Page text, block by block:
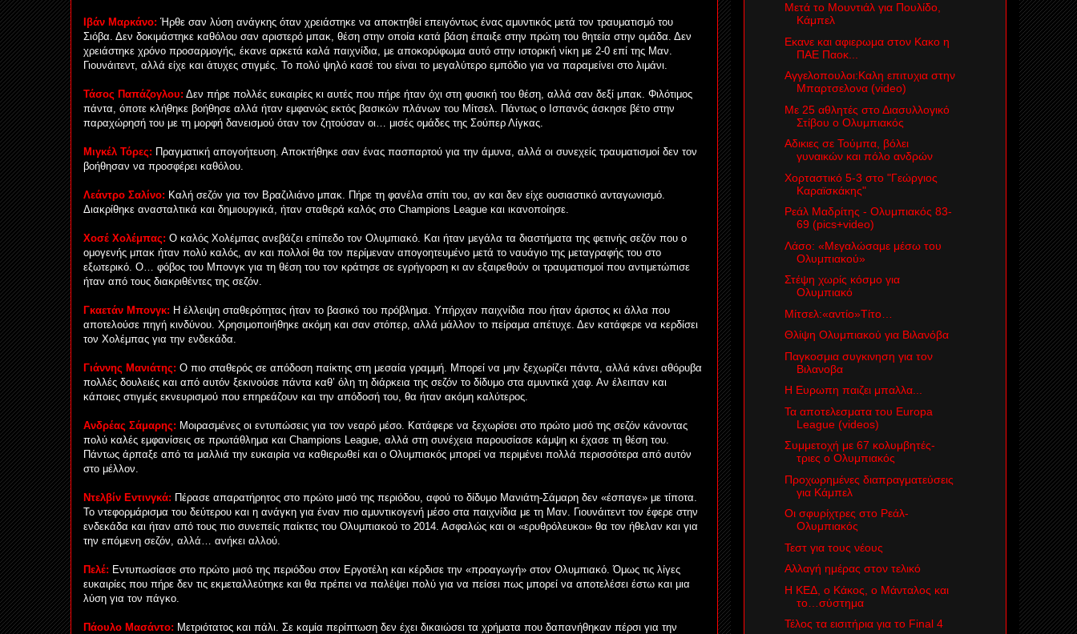
Ιβάν Μαρκάνο: Ήρθε σαν λύση ανάγκης όταν χρειάστηκε να αποκτηθεί επειγόντως ένας αμυντικός μετά τον τραυματισμό του
Σιόβα. Δεν δοκιμάστηκε καθόλου σαν αριστερό μπακ, θέση στην οποία κατά βάση έπαιξε στην πρώτη του θητεία στην ομάδα. Δεν
χρειάστηκε χρόνο προσαρμογής, έκανε αρκετά καλά παιχνίδια, με αποκορύφωμα αυτό στην ιστορική νίκη με 2-0 επί της Μαν.
Γιουνάιτεντ, αλλά είχε και άτυχες στιγμές. Το πολύ ψηλό κασέ του είναι το μεγαλύτερο εμπόδιο για να παραμείνει στο λιμάνι.
Τάσος Παπάζογλου: Δεν πήρε πολλές ευκαιρίες κι αυτές που πήρε ήταν όχι στη φυσική του θέση, αλλά σαν δεξί μπακ. Φιλότιμος
πάντα, όποτε κλήθηκε βοήθησε αλλά ήταν εμφανώς εκτός βασικών πλάνων του Μίτσελ. Πάντως ο Ισπανός άσκησε βέτο στην
παραχώρησή του με τη μορφή δανεισμού όταν τον ζητούσαν οι… μισές ομάδες της Σούπερ Λίγκας.
Μιγκέλ Τόρες: Πραγματική απογοήτευση. Αποκτήθηκε σαν ένας πασπαρτού για την άμυνα, αλλά οι συνεχείς τραυματισμοί δεν τον
βοήθησαν να προσφέρει καθόλου.
Λεάντρο Σαλίνο: Καλή σεζόν για τον Βραζιλιάνο μπακ. Πήρε τη φανέλα σπίτι του, αν και δεν είχε ουσιαστικό ανταγωνισμό.
Διακρίθηκε ανασταλτικά και δημιουργικά, ήταν σταθερά καλός στο Champions League και ικανοποίησε.
Χοσέ Χολέμπας: Ο καλός Χολέμπας ανεβάζει επίπεδο τον Ολυμπιακό. Και ήταν μεγάλα τα διαστήματα της φετινής σεζόν που ο
ομογενής μπακ ήταν πολύ καλός, αν και πολλοί θα τον περίμεναν απογοητευμένο μετά το ναυάγιο της μεταγραφής του στο
εξωτερικό. Ο… φόβος του Μπονγκ για τη θέση του τον κράτησε σε εγρήγορση κι αν εξαιρεθούν οι τραυματισμοί που αντιμετώπισε
ήταν από τους διακριθέντες της σεζόν.
Γκαετάν Μπονγκ: Η έλλειψη σταθερότητας ήταν το βασικό του πρόβλημα. Υπήρχαν παιχνίδια που ήταν άριστος κι άλλα που
αποτελούσε πηγή κινδύνου. Χρησιμοποιήθηκε ακόμη και σαν στόπερ, αλλά μάλλον το πείραμα απέτυχε. Δεν κατάφερε να κερδίσει
τον Χολέμπας για την ενδεκάδα.
Γιάννης Μανιάτης: Ο πιο σταθερός σε απόδοση παίκτης στη μεσαία γραμμή. Μπορεί να μην ξεχωρίζει πάντα, αλλά κάνει αθόρυβα
πολλές δουλειές και από αυτόν ξεκινούσε πάντα καθ’ όλη τη διάρκεια της σεζόν το δίδυμο στα αμυντικά χαφ. Αν έλειπαν και
κάποιες στιγμές εκνευρισμού που επηρεάζουν και την απόδοσή του, θα ήταν ακόμη καλύτερος.
Ανδρέας Σάμαρης: Μοιρασμένες οι εντυπώσεις για τον νεαρό μέσο. Κατάφερε να ξεχωρίσει στο πρώτο μισό της σεζόν κάνοντας
πολύ καλές εμφανίσεις σε πρωτάθλημα και Champions League, αλλά στη συνέχεια παρουσίασε κάμψη κι έχασε τη θέση του.
Πάντως άρπαξε από τα μαλλιά την ευκαιρία να καθιερωθεί και ο Ολυμπιακός μπορεί να περιμένει πολλά περισσότερα από αυτόν
στο μέλλον.
Ντελβίν Εντινγκά: Πέρασε απαρατήρητος στο πρώτο μισό της περιόδου, αφού το δίδυμο Μανιάτη-Σάμαρη δεν «έσπαγε» με τίποτα.
Το ντεφορμάρισμα του δεύτερου και η ανάγκη για έναν πιο αμυντικογενή μέσο στα παιχνίδια με τη Μαν. Γιουνάιτεντ τον έφερε στην
ενδεκάδα και ήταν από τους πιο συνεπείς παίκτες του Ολυμπιακού το 2014. Ασφαλώς και οι «ερυθρόλευκοι» θα τον ήθελαν και για
την επόμενη σεζόν, αλλά… ανήκει αλλού.
Πελέ: Εντυπωσίασε στο πρώτο μισό της περιόδου στον Εργοτέλη και κέρδισε την «προαγωγή» στον Ολυμπιακό. Όμως τις λίγες
ευκαιρίες που πήρε δεν τις εκμεταλλεύτηκε και θα πρέπει να παλέψει πολύ για να πείσει πως μπορεί να αποτελέσει έστω και μια
λύση για τον πάγκο.
Πάουλο Μασάντο: Μετριότατος και πάλι. Σε καμία περίπτωση δεν έχει δικαιώσει τα χρήματα που δαπανήθηκαν πέρσι για την
Μετά το Μουντιάλ για Πουλίδο,
Κάμπελ
Εκανε και αφιερωμα στον Κακο η
ΠΑΕ Παοκ...
Αγγελοπουλοι:Καλη επιτυχια στην
Μπαρτσελονα (video)
Με 25 αθλητές στο Διασυλλογικό
Στίβου ο Ολυμπιακός
Αδικιες σε Τούμπα, βόλει
γυναικών και πόλο ανδρών
Χορταστικό 5-3 στο "Γεώργιος
Καραϊσκάκης"
Ρεάλ Μαδρίτης - Ολυμπιακός 83-
69 (pics+video)
Λάσο: «Μεγαλώσαμε μέσω του
Ολυμπιακού»
Στέψη χωρίς κόσμο για
Ολυμπιακό
Μίτσελ:«αντίο»Τίτο…
Θλίψη Ολυμπιακού για Βιλανόβα
Παγκοσμια συγκινηση για τον
Βιλανοβα
Η Ευρωπη παιζει μπαλλα...
Τα αποτελεσματα του Europa
League (videos)
Συμμετοχή με 67 κολυμβητές-
τριες ο Ολυμπιακός
Προχωρημένες διαπραγματεύσεις
για Κάμπελ
Οι σφυρίχτρες στο Ρεάλ-
Ολυμπιακός
Τεστ για τους νέους
Αλλαγή ημέρας στον τελικό
Η ΚΕΔ, ο Κάκος, ο Μάνταλος και
το…σύστημα
Τέλος τα εισιτήρια για το Final 4